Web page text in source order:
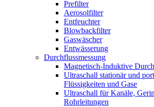
Prefilter
Aerosolfilter
Entfeuchter
Blowbackfilter
Gaswäscher
Entwässerung
Durchflussmessung
Magnetisch-Induktive
Ultraschall stationär und
Flüssigkeiten und Gase
Ultraschall für Kanäle,
Rohrleitungen